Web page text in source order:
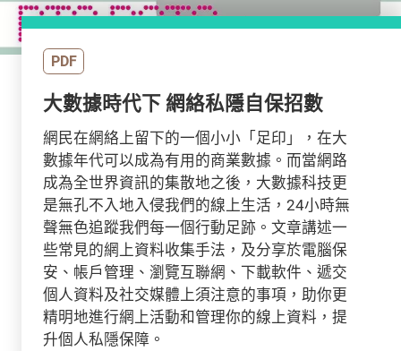
PDF
大數據時代下 網絡私隱自保招數
網民在網絡上留下的一個小小「足印」，在大
數據年代可以成為有用的商業數據。而當網路
成為全世界資訊的集散地之後，大數據科技更
是無孔不入地入侵我們的線上生活，24小時無
聲無色追蹤我們每一個行動足跡。文章講述一
些常見的網上資料收集手法，及分享於電腦保
安、帳戶管理、瀏覽互聯網、下載軟件、遞交
個人資料及社交媒體上須注意的事項，助你更
精明地進行網上活動和管理你的線上資料，提
升個人私隱保障。